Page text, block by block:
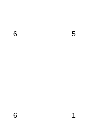
6 5
6 1